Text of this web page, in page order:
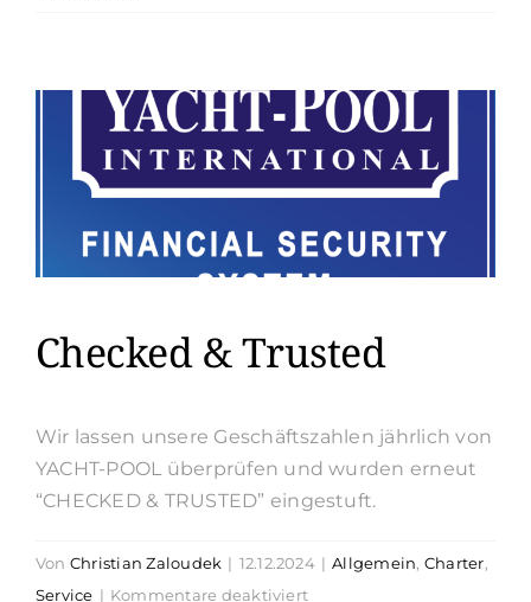
Checked & Trusted
Wir lassen unsere Geschäftszahlen jährlich von
YACHT-POOL überprüfen und wurden erneut
“CHECKED & TRUSTED” eingestuft.
Von Christian Zaloudek | 12.12.2024 | Allgemein, Charter,
Service | Kommentare deaktiviertfür